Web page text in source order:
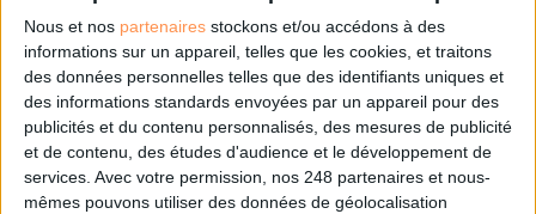
Nous et nos partenaires stockons et/ou accédons à des
informations sur un appareil, telles que les cookies, et traitons
des données personnelles telles que des identifiants uniques et
des informations standards envoyées par un appareil pour des
publicités et du contenu personnalisés, des mesures de publicité
et de contenu, des études d'audience et le développement de
services. Avec votre permission, nos 248 partenaires et nous-
mêmes pouvons utiliser des données de géolocalisation
Connectez-vous ou inscrivez-vous pour publier un commentaire
À LIRE SUR ARCHIMAG